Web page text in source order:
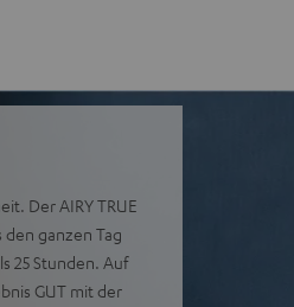
Der AIRY TRUE
ganzen Tag
25 Stunden. Auf
GUT mit der